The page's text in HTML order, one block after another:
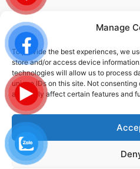
Manage
To provide the best experiences, we
store and/or access device
technologies will allow us to process
unique IDs on this site. Not
adversely affect certain features and
CHÍNH SÁCH
Chính sách bảo mật thông tin
Chính sách dịch vụ
© 2026 STEC-VINA | ALL RIGHTS